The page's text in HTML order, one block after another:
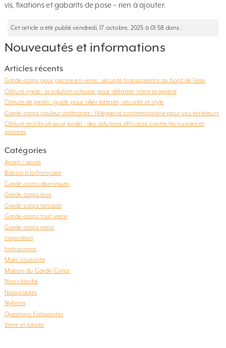
vis, fixations et gabarits de pose – rien à ajouter.
Cet article a été publié vendredi, 17 octobre, 2025 à 01:58 dans .
Nouveautés et informations
Articles récents
Garde-corps pour piscine en verre : sécurité transparente au bord de l’eau
Clôture rigide : la solution robuste pour délimiter votre propriété
Clôture de jardin : guide pour allier intimité, sécurité et style
Garde-corps couleur anthracite : l’élégance contemporaine pour vos extérieurs
Clôture anti-bruit pour jardin : des solutions efficaces contre les nuisances
sonores
Catégories
Avant / après
Balcon à la française
Garde-corps aluminium
Garde-corps inox
Garde-corps terrasse
Garde-corps tout verre
Garde-corps verre
Inspiration
Instructions
Main-courante
Maison du Garde-Corps
Non classifié
Nouveautés
Nyheter
Questions Fréquentes
Verre et pinces